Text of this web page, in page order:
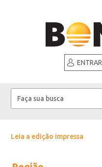
ENTRAR
Leia a edição impressa